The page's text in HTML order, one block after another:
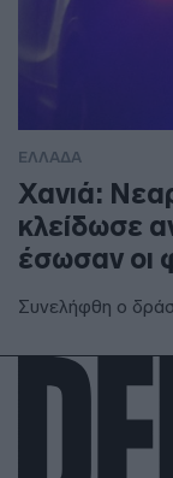
ΕΛΛΑΔΑ
Χανιά:
κλείδωσε
έσωσαν οι
Συνελήφθη ο